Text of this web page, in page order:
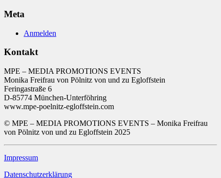
Meta
Anmelden
Kontakt
MPE – MEDIA PROMOTIONS EVENTS
Monika Freifrau von Pölnitz von und zu Egloffstein
Feringastraße 6
D-85774 München-Unterföhring
www.mpe-poelnitz-egloffstein.com
© MPE – MEDIA PROMOTIONS EVENTS – Monika Freifrau
von Pölnitz von und zu Egloffstein 2025
Impressum
Datenschutzerklärung